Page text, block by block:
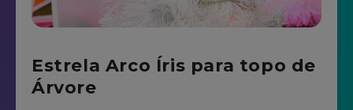
Estrela Arco Íris para topo de
Árvore